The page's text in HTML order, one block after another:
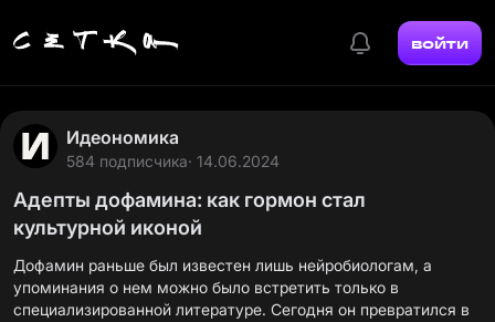
войти
Идеономика
584 подписчика· 14.06.2024
Адепты дофамина: как гормон стал
культурной иконой
Дофамин раньше был известен лишь нейробиологам, а
упоминания о нем можно было встретить только в
специализированной литературе. Сегодня он превратился в